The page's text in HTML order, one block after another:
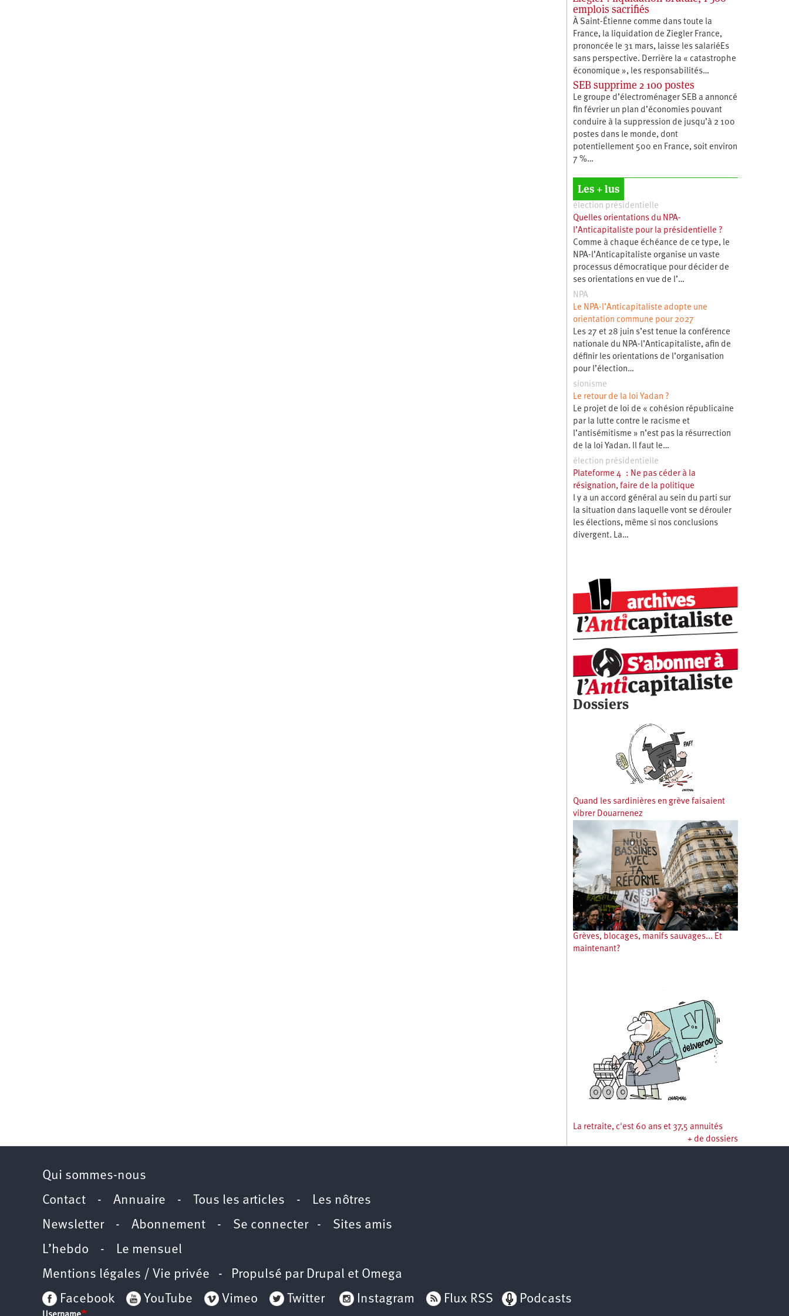
emplois sacrifiés
À Saint-Étienne comme dans toute la
France, la liquidation de Ziegler France,
prononcée le 31 mars, laisse les salariéEs
sans perspective. Derrière la « catastrophe
économique », les responsabilités…
SEB supprime 2 100 postes
Le groupe d’électroménager SEB a annoncé
fin février un plan d’économies pouvant
conduire à la suppression de jusqu’à 2 100
postes dans le monde, dont
potentiellement 500 en France, soit environ
7 %…
Les + lus
élection présidentielle
Quelles orientations du NPA-
l’Anticapitaliste pour la présidentielle ?
Comme à chaque échéance de ce type, le
NPA-l’Anticapitaliste organise un vaste
processus démocratique pour décider de
ses orientations en vue de l’…
NPA
Le NPA-l’Anticapitaliste adopte une
orientation commune pour 2027
Les 27 et 28 juin s’est tenue la conférence
nationale du NPA-l’Anticapitaliste, afin de
définir les orientations de l’organisation
pour l’élection…
sionisme
Le retour de la loi Yadan ?
Le projet de loi de « cohésion républicaine
par la lutte contre le racisme et
l’antisémitisme » n’est pas la résurrection
de la loi Yadan. Il faut le…
élection présidentielle
Plateforme 4 : Ne pas céder à la
résignation, faire de la politique
l y a un accord général au sein du parti sur
la situation dans laquelle vont se dérouler
les élections, même si nos conclusions
divergent. La…
Dossiers
Quand les sardinières en grève faisaient
vibrer Douarnenez
Grèves, blocages, manifs sauvages... Et
maintenant?
La retraite, c'est 60 ans et 37,5 annuités
+ de dossiers
Qui sommes-nous
Contact - Annuaire - Tous les articles - Les nôtres
Newsletter- Abonnement - Se connecter- Sites amis
L’hebdo - Le mensuel
Mentions légales / Vie privée - Propulsé par Drupal et Omega
Facebook
YouTube Vimeo Twitter Instagram Flux RSS Podcasts